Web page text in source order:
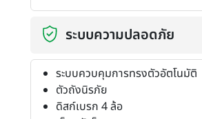
ระบบความปลอดภัย
ระบบควบคุมการทรงตัวอัตโนมัติ
ตัวถังนิรภัย
ดิสก์เบรก 4 ล้อ